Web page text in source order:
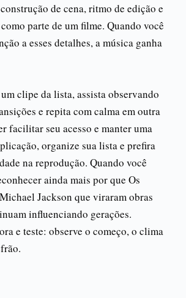
de cena, ritmo de edição e
parte de um filme. Quando você
a esses detalhes, a música ganha
clipe da lista, assista observando
e repita com calma em outra
facilitar seu acesso e manter uma
organize sua lista e prefira
na reprodução. Quando você
ainda mais por que Os
Jackson que viraram obras
influenciando gerações.
e teste: observe o começo, o clima